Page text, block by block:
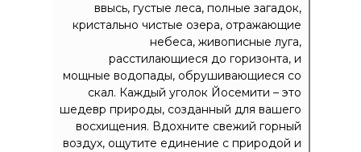
ввысь, густые леса, полные загадок,
кристально чистые озера, отражающие
небеса, живописные луга,
расстилающиеся до горизонта, и
мощные водопады, обрушивающиеся со
скал. Каждый уголок Йосемити – это
шедевр природы, созданный для вашего
восхищения. Вдохните свежий горный
воздух, ощутите единение с природой и